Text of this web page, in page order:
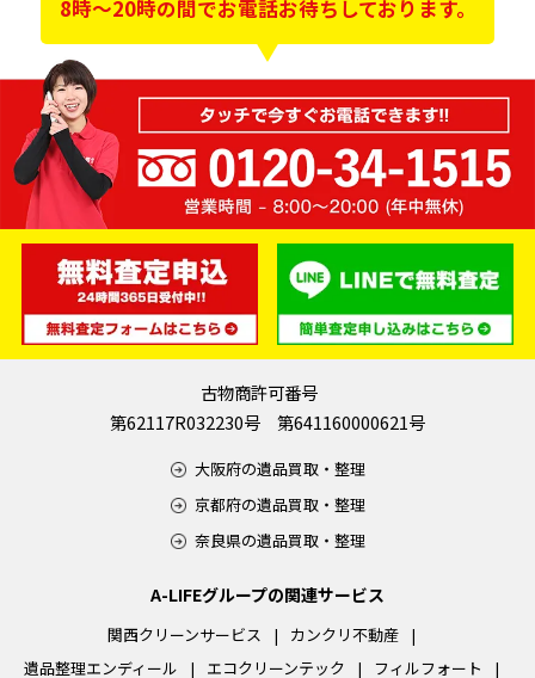
8時～20時の間でお電話お待ちしております。
古物商許可番号
第62117R032230号 第641160000621号
大阪府の遺品買取・整理
京都府の遺品買取・整理
奈良県の遺品買取・整理
A-LIFEグループの関連サービス
関西クリーンサービス
カンクリ不動産
遺品整理エンディール
エコクリーンテック フィルフォート